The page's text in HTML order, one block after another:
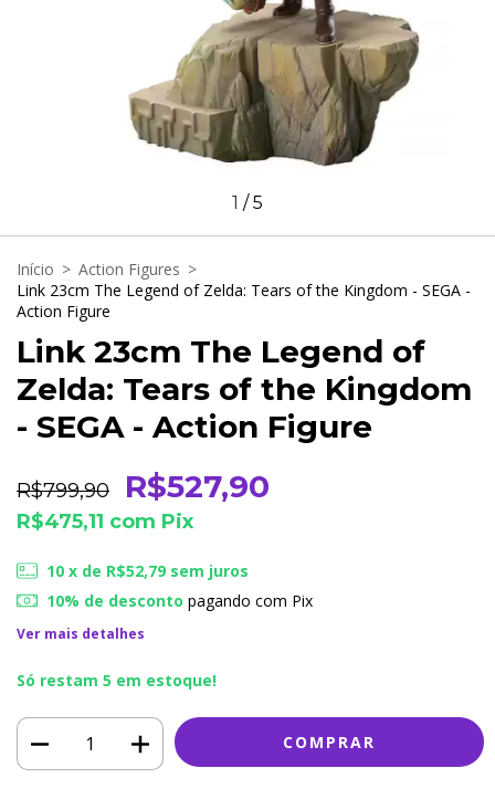
1 /5
Início > Action Figures >
Link 23cm The Legend of Zelda: Tears of the Kingdom - SEGA -
Action Figure
Link 23cm The Legend of
Zelda: Tears of the Kingdom
- SEGA - Action Figure
R$799,90 R$527,90
R$475,11 com Pix
10 x de R$52,79 sem juros
10% de desconto pagando com Pix
Ver mais detalhes
Só restam 5 em estoque!